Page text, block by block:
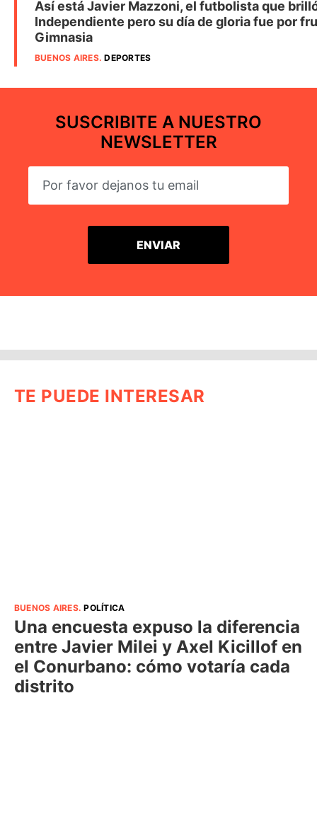
Así está Javier Mazzoni, el futbolista que
Independiente pero su día de gloria fue por
Gimnasia
BUENOS AIRES.DEPORTES
SUSCRIBITE A NUESTRO
NEWSLETTER
TE PUEDE INTERESAR
BUENOS AIRES.POLÍTICA
Una encuesta expuso la diferencia
entre Javier Milei y Axel Kicillof en
el Conurbano: cómo votaría cada
distrito